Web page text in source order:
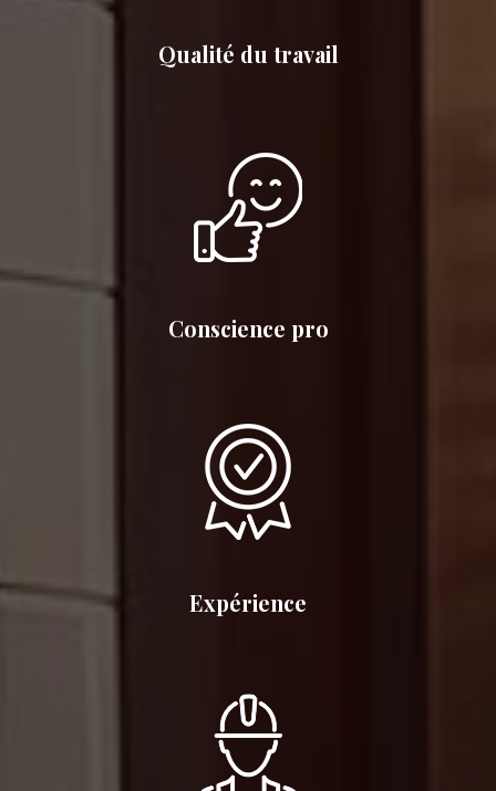
Qualité du travail
Conscience pro
Expérience